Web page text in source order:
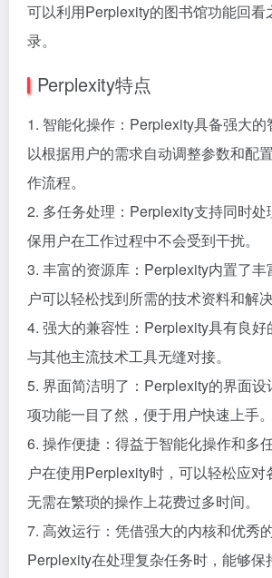
可以利用Perplexity的图书馆功能回看
录。
Perplexity特点
1. 智能化操作：Perplexity具备强大
以根据用户的需求自动调整参数和配
作流程。
2. 多任务处理：Perplexity支持同时处
保用户在工作过程中不会受到干扰。
3. 丰富的资源库：Perplexity内置了丰
户可以轻松找到所需的技术资料和解决
4. 强大的兼容性：Perplexity具有良好
与其他主流技术工具无缝对接。
5. 界面简洁明了：Perplexity的界面设
项功能一目了然，便于用户快速上手。
6. 操作便捷：得益于智能化操作和多
户在使用Perplexity时，可以轻松应对
无需在繁琐的操作上花费过多时间。
7. 高效运行：凭借强大的内核和优秀
Perplexity在处理复杂任务时，能够保